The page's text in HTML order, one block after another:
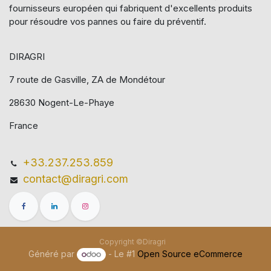
fournisseurs européen qui​ fabriquent d'excellents produits
pour résoudre vos pannes ou faire du préventif.
DIRAGRI
7 route de Gasville, ZA de Mondétour
28630 Nogent-Le-Phaye
France
+33.237.253.859
contact@diragri.com
Copyright ©Diragri
Généré par - Le #1Open Source eCommerce